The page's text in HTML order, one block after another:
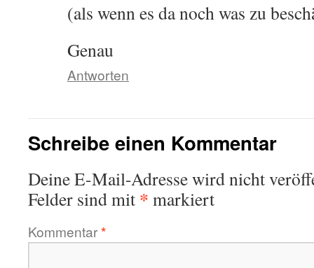
(als wenn es da noch was zu
Genau
Antworten
Schreibe einen Kommentar
Deine E-Mail-Adresse wird nicht
Felder sind mit * markiert
Kommentar*